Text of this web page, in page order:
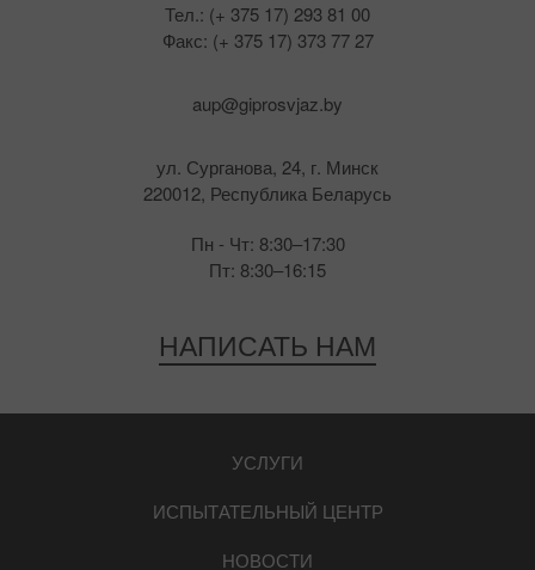
Тел.: (+ 375 17) 293 81 00
Факс: (+ 375 17) 373 77 27
aup@giprosvjaz.by
НАПИСАТЬ НАМ
ул. Сурганова, 24, г. Минск
220012, Республика Беларусь
Пн - Чт: 8:30–17:30
Пт: 8:30–16:15
УСЛУГИ
ИСПЫТАТЕЛЬНЫЙ ЦЕНТР
НОВОСТИ